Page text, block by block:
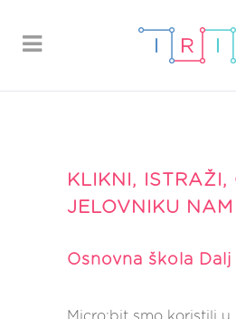
KLIKNI, ISTRAŽI,
JELOVNIKU
Osnovna škola Dalj